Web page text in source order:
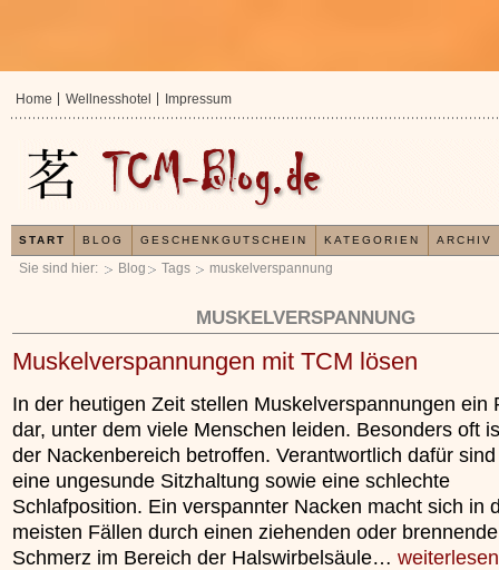
Sie sind hier: Blog Tags muskelverspannung
MUSKELVERSPANNUNG
Muskelverspannungen mit TCM lösen
In der heutigen Zeit stellen Muskelverspannungen ein
dar, unter dem viele Menschen leiden. Besonders oft
der Nackenbereich betroffen. Verantwortlich dafür
eine ungesunde Sitzhaltung sowie eine schlechte
Schlafposition. Ein verspannter Nacken macht sich in
meisten Fällen durch einen ziehenden oder
Schmerz im Bereich der Halswirbelsäule… weiterlesen
In der TCM sind
Organismus einem
unterliegt.
»»»
Home Wellnesshotel Impressum
START BLOG GESCHENKGUTSCHEIN KATEGORIEN ARCHIV